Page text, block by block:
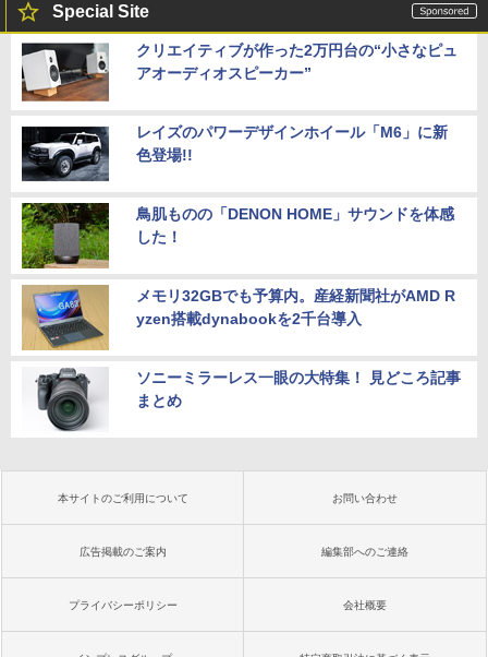
Special Site
クリエイティブが作った2万円台の“小さなピュ
アオーディオスピーカー”
レイズのパワーデザインホイール「M6」に新
色登場!!
鳥肌ものの「DENON HOME」サウンドを体感
した！
メモリ32GBでも予算内。産経新聞社がAMD R
yzen搭載dynabookを2千台導入
ソニーミラーレス一眼の大特集！ 見どころ記事
まとめ
本サイトのご利用について お問い合わせ
広告掲載のご案内 編集部へのご連絡
プライバシーポリシー 会社概要